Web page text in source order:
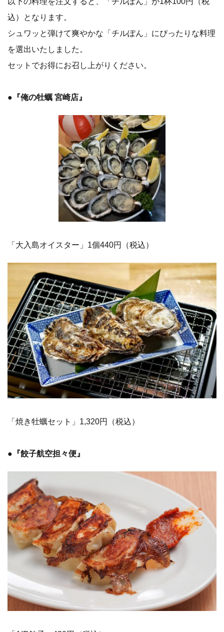
込）となります。
シュワッと弾けて爽やかな「チルぽん」にぴったりな料理
を選出いたしました。
セットでお得にお召し上がりください。
●『俺の牡蠣 宮崎店』
「大入島オイスター」1個440円（税込）
「焼き牡蠣セット」1,320円（税込）
●『餃子航空担々便』